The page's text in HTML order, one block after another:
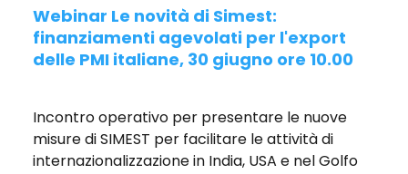
Webinar Le novità di Simest:
finanziamenti agevolati per l'export
delle PMI italiane, 30 giugno ore 10.00
Incontro operativo per presentare le nuove
misure di SIMEST per facilitare le attività di
internazionalizzazione in India, USA e nel Golfo